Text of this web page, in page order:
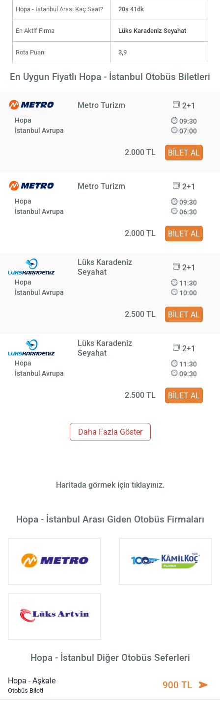
Hopa - İstanbul Arası Kaç Saat? 20s 41dk
En Aktif Firma Lüks Karadeniz Seyahat
Rota Puanı 3,9
En Uygun Fiyatlı Hopa - İstanbul Otobüs Biletleri
Metro Turizm 2+1
Hopa
İstanbul Avrupa
09:30
07:00
2.000 TL BİLET AL
Metro Turizm 2+1
Hopa
İstanbul Avrupa
09:30
06:30
2.000 TL BİLET AL
Lüks Karadeniz
Seyahat
2+1
Hopa
İstanbul Avrupa
11:30
10:00
2.500 TL BİLET AL
Lüks Karadeniz
Seyahat
2+1
Hopa
İstanbul Avrupa
11:30
09:30
2.500 TL BİLET AL
Daha Fazla Göster
Haritada görmek için tıklayınız.
Hopa - İstanbul Arası Giden Otobüs Firmaları
Hopa - İstanbul Diğer Otobüs Seferleri
Hopa - Aşkale
Otobüs Bileti 900 TL